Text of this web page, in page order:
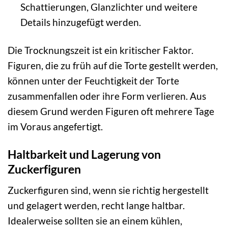
Schattierungen, Glanzlichter und weitere
Details hinzugefügt werden.
Die Trocknungszeit ist ein kritischer Faktor.
Figuren, die zu früh auf die Torte gestellt werden,
können unter der Feuchtigkeit der Torte
zusammenfallen oder ihre Form verlieren. Aus
diesem Grund werden Figuren oft mehrere Tage
im Voraus angefertigt.
Haltbarkeit und Lagerung von
Zuckerfiguren
Zuckerfiguren sind, wenn sie richtig hergestellt
und gelagert werden, recht lange haltbar.
Idealerweise sollten sie an einem kühlen,